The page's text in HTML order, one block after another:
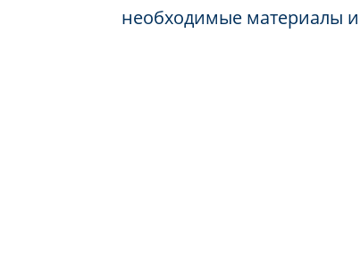
необходимые материалы